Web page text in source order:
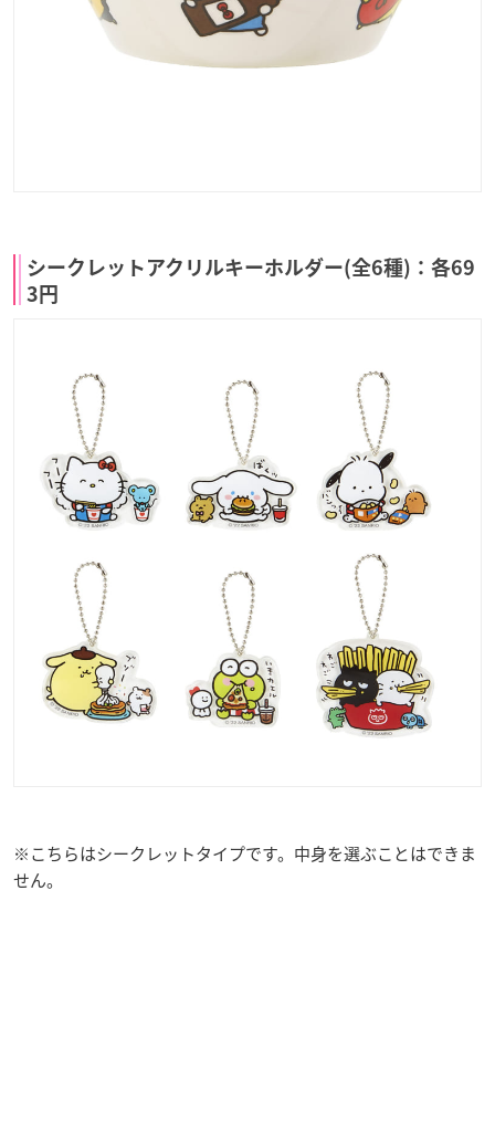
シークレットアクリルキーホルダー(全6種)：各69
3円
※こちらはシークレットタイプです。中身を選ぶことはできま
せん。